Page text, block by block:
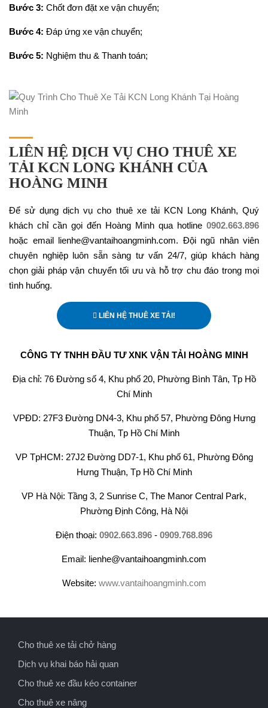
Bước 3: Chốt đơn đặt xe vận chuyển;
Bước 4: Đáp ứng xe vận chuyển;
Bước 5: Nghiệm thu & Thanh toán;
LIÊN HỆ DỊCH VỤ CHO THUÊ XE
TẢI KCN LONG KHÁNH CỦA
HOÀNG MINH
Để sử dụng dịch vụ cho thuê xe tải KCN Long Khánh, Quý
khách chỉ cần gọi đến Hoàng Minh qua hotline 0902.663.896
hoặc email lienhe@vantaihoangminh.com. Đội ngũ nhân viên
chuyên nghiệp luôn sẵn sàng tư vấn 24/7, giúp khách hàng
chọn giải pháp vận chuyển tối ưu và hỗ trợ chu đáo trong mọi
tình huống.
LIÊN HỆ THUÊ XE TẢI!
CÔNG TY TNHH ĐẦU TƯ XNK VẬN TẢI HOÀNG MINH
Địa chỉ: 76 Đường số 4, Khu phố 20, Phường Bình Tân, Tp Hồ
Chí Minh
VPĐD: 27F3 Đường DN4-3, Khu phố 57, Phường Đông Hưng
Thuận, Tp Hồ Chí Minh
VP TpHCM: 27J2 Đường DD7-1, Khu phố 61, Phường Đông
Hưng Thuận, Tp Hồ Chí Minh
VP Hà Nội: Tầng 3, 2 Sunrise C, The Manor Central Park,
Phường Định Công, Hà Nội
Điện thoại: 0902.663.896 - 0909.768.896
Email: lienhe@vantaihoangminh.com
Website: www.vantaihoangminh.com
Cho thuê xe tải chở hàng
Dịch vụ khai báo hải quan
Cho thuê xe đầu kéo container
Cho thuê xe nâng